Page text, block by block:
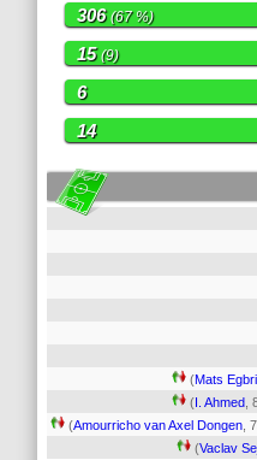
306(67 %)
15(9)
6
14
(Mats
(I. Ahmed ,
(Amourricho van Axel Dongen ,
(Vaclav